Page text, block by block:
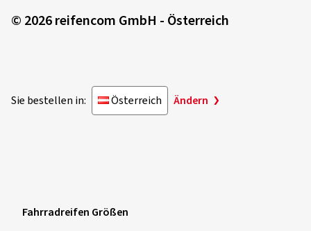
© 2026 reifencom GmbH - Österreich
Sie bestellen in: Österreich Ändern
Fahrradreifen Größen